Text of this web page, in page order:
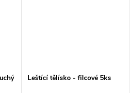
Leštící tělísko - filcové 5ks